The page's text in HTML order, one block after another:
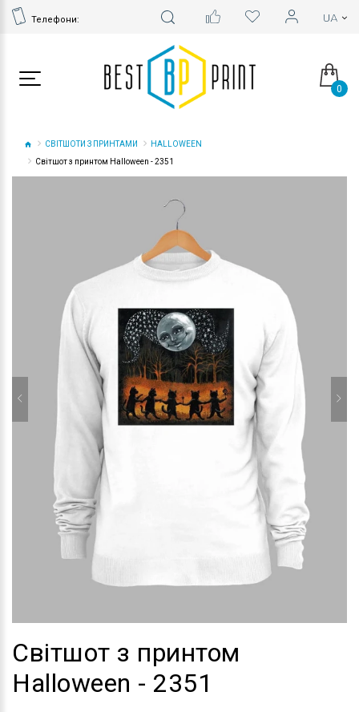
Телефони:
0
СВІТШОТИ З ПРИНТАМИ
HALLOWEEN
Світшот з принтом Halloween - 2351
Світшот з принтом
Halloween - 2351